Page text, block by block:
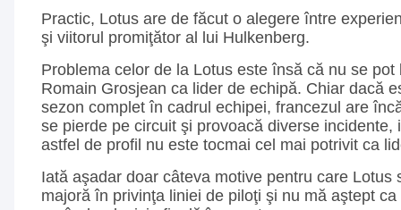
Practic, Lotus are de făcut o alegere între
şi viitorul promiţător al lui Hulkenberg.
Problema celor de la Lotus este însă că nu se pot
Romain Grosjean ca lider de echipă. Chiar dacă
sezon complet în cadrul echipei, francezul are
se pierde pe circuit şi provoacă diverse incidente,
astfel de profil nu este tocmai cel mai potrivit ca
Iată aşadar doar câteva motive pentru care Lotus
majoră în privinţa liniei de piloţi şi nu mă aştept